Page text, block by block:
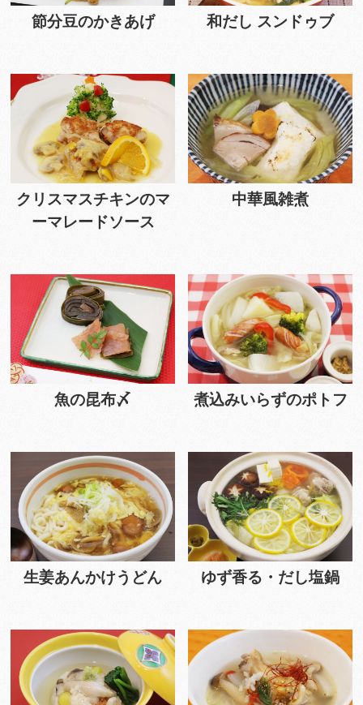
節分豆のかきあげ 和だし スンドゥブ
クリスマスチキンのマ
ーマレードソース
中華風雑煮
魚の昆布〆 煮込みいらずのポトフ
生姜あんかけうどん ゆず香る・だし塩鍋